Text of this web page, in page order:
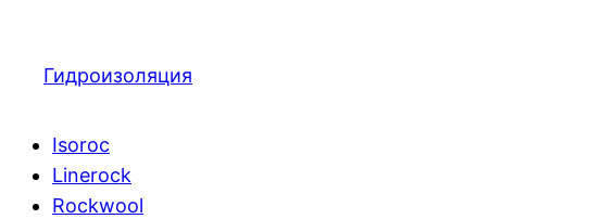
Гидроизоляция
Isoroc
Linerock
Rockwool